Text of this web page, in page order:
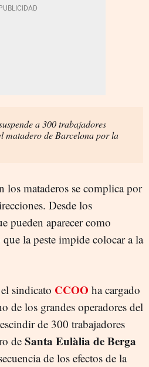
a 300 trabajadores
matadero de Barcelona por la
los mataderos se complica por
Desde los
pueden aparecer como
la peste impide colocar a la
sindicato CCOO ha cargado
de los grandes operadores del
de 300 trabajadores
de Santa Eulàlia de Berga
de los efectos de la